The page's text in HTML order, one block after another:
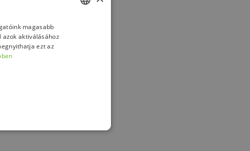
magasabb
aktiválásához
ezt az